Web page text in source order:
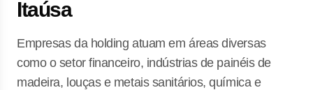
Itaúsa
Empresas da holding atuam em áreas diversas
como o setor financeiro, indústrias de painéis de
madeira, louças e metais sanitários, química e